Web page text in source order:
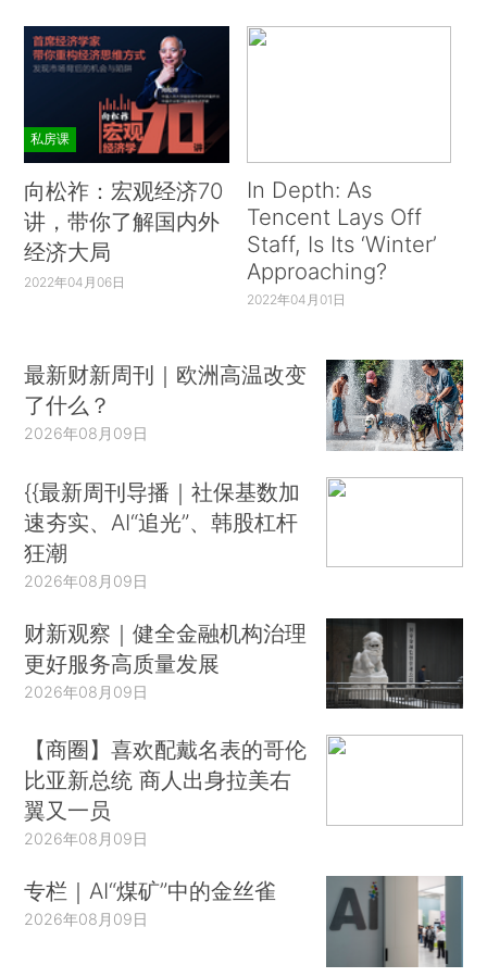
私房课
向松祚：宏观经济70
讲，带你了解国内外
经济大局
2022年04月06日
In Depth: As
Tencent Lays Off
Staff, Is Its ‘Winter’
Approaching?
2022年04月01日
最新财新周刊｜欧洲高温改变
了什么？
2026年08月09日
{{最新周刊导播｜社保基数加
速夯实、AI“追光”、韩股杠杆
狂潮
2026年08月09日
财新观察｜健全金融机构治理
更好服务高质量发展
2026年08月09日
【商圈】喜欢配戴名表的哥伦
比亚新总统 商人出身拉美右
翼又一员
2026年08月09日
专栏｜AI“煤矿”中的金丝雀
2026年08月09日